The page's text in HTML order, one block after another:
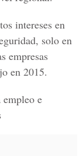
intereses en
solo en
empresas
en 2015.
empleo e